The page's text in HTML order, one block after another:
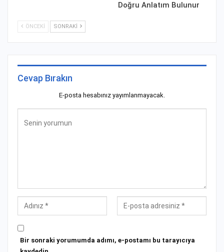
Doğru Anlatım Bulunur
ÖNCEKI SONRAKI
Cevap Bırakın
E-posta hesabınız yayımlanmayacak.
Bir sonraki yorumumda adımı, e-postamı bu tarayıcıya